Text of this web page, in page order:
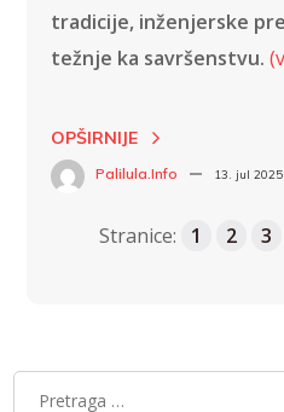
tradicije, inženjerske
težnje ka savršenstvu.
OPŠIRNIJE
Palilula.info 13. jul 2025.
Stranice: 1 2 3